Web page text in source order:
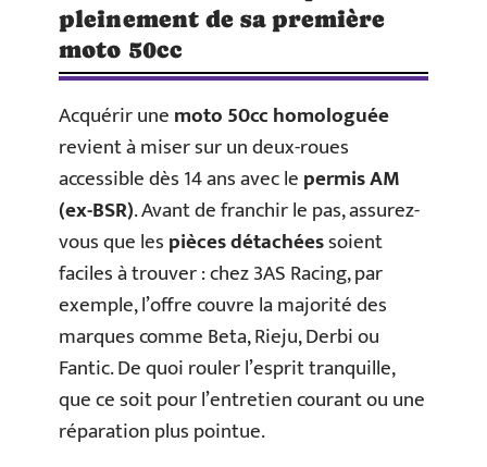
pleinement de sa première
moto 50cc
Acquérir unemoto 50cc homologuée
revient à miser sur un deux-roues
accessible dès 14 ans avec lepermis AM
(ex-BSR). Avant de franchir le pas, assurez-
vous que lespièces détachéessoient
faciles à trouver : chez 3AS Racing, par
exemple, l’offre couvre la majorité des
marques comme Beta, Rieju, Derbi ou
Fantic. De quoi rouler l’esprit tranquille,
que ce soit pour l’entretien courant ou une
réparation plus pointue.